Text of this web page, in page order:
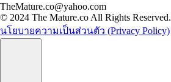
TheMature.co@yahoo.com
© 2024 The Mature.co All Rights Reserved.
นโยบายความเป็นส่วนตัว (Privacy Policy)